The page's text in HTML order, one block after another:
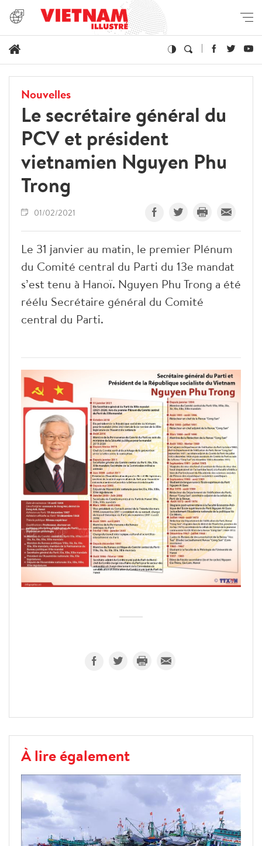
Nouvelles
Le secrétaire général du
PCV et président
vietnamien Nguyen Phu
Trong
01/02/2021
Le 31 janvier au matin, le premier Plénum
du Comité central du Parti du 13e mandat
s’est tenu à Hanoï. Nguyen Phu Trong a été
réélu Secrétaire général du Comité
central du Parti.
À lire également